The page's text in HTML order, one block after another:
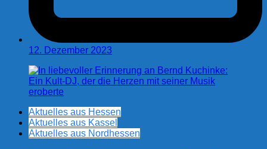
12. Dezember 2023
Aktuelles aus Hessen
Aktuelles aus Kassel
Aktuelles aus Nordhessen